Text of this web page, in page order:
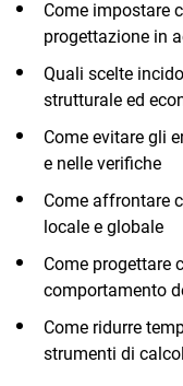
Come impostare
progettazione in
Quali scelte
strutturale ed
Come evitare gli
e nelle verifiche
Come affrontare
locale e globale
Come progettare
comportamento
Come ridurre
strumenti di